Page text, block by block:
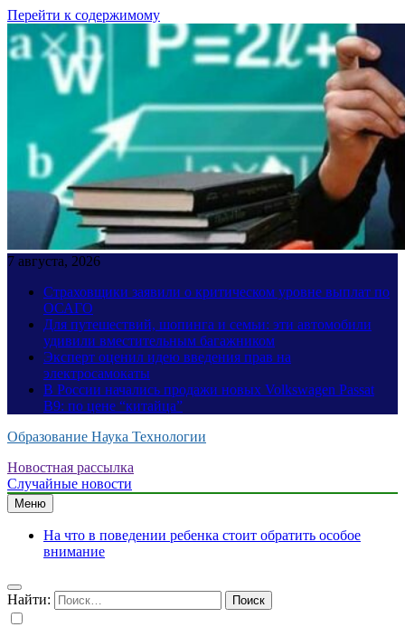
Перейти к содержимому
7 августа, 2026
Страховщики заявили о критическом уровне выплат по
ОСАГО
Для путешествий, шопинга и семьи: эти автомобили
удивили вместительным багажником
Эксперт оценил идею введения прав на
электросамокаты
В России начались продажи новых Volkswagen Passat
B9: по цене “китайца”
Образование Наука Технологии
Новостная рассылка
Случайные новости
Меню
На что в поведении ребенка стоит обратить особое
внимание
Найти: